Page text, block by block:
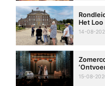
Het Loo
14-08-
15-08-